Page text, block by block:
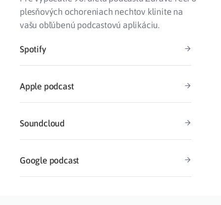
plesňových ochoreniach nechtov klinite na
vašu obľúbenú podcastovú aplikáciu.
Spotify
Apple podcast
Soundcloud
Google podcast